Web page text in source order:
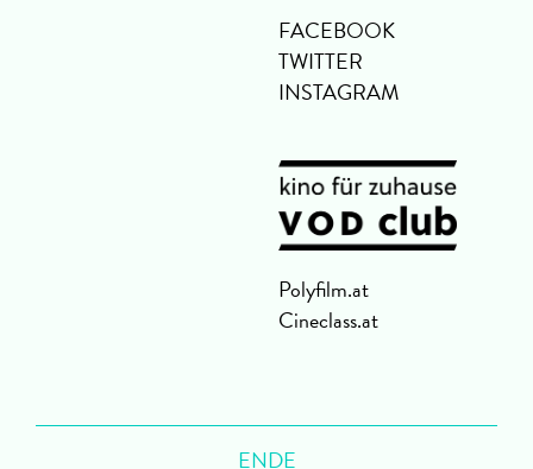
FACEBOOK
TWITTER
INSTAGRAM
Polyfilm.at
Cineclass.at
ENDE